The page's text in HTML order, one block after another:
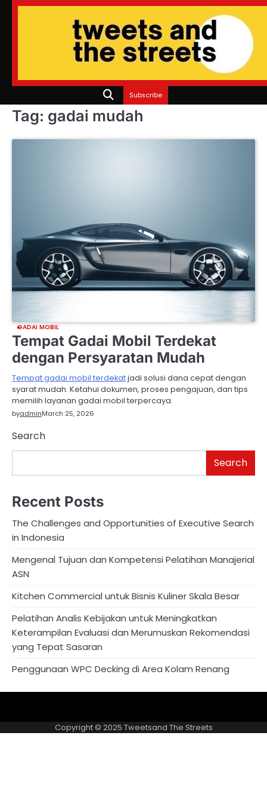
Skip
Subscribe
Tag: gadai mudah
GADAI MOBIL
Tempat Gadai Mobil Terdekat
dengan Persyaratan Mudah
Tempat gadai mobil terdekatjadi solusi dana cepat dengan
syarat mudah. Ketahui dokumen, proses pengajuan, dan tips
memilih layanan gadai mobil terpercaya.
byadminMarch 25, 2026
Search
Search
Recent Posts
The Challenges and Opportunities of Executive Search
in Indonesia
Mengenal Tujuan dan Kompetensi Pelatihan Manajerial
ASN
Kitchen Commercial untuk Bisnis Kuliner Skala Besar
Pelatihan Analis Kebijakan untuk Meningkatkan
Keterampilan Evaluasi dan Merumuskan Rekomendasi
yang Tepat Sasaran
Penggunaan WPC Decking di Area Kolam Renang
US
Policy
Copyright © 2025 Tweetsand The Streets